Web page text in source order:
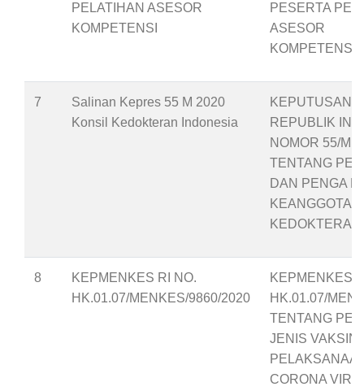
PELATIHAN ASESOR
KOMPETENSI
PESERTA
ASESOR
KOMPETENSI
7
Salinan Kepres 55 M 2020
Konsil Kedokteran Indonesia
KEPUTUSAN
REPUBLIK
NOMOR 55/M
TENTANG
DAN PENGA
8
KEPMENKES RI NO.
HK.01.07/MENKES/9860/2020
KEPMENKES
HK.01.07/
TENTANG
JENIS VAKSIN
CORONA